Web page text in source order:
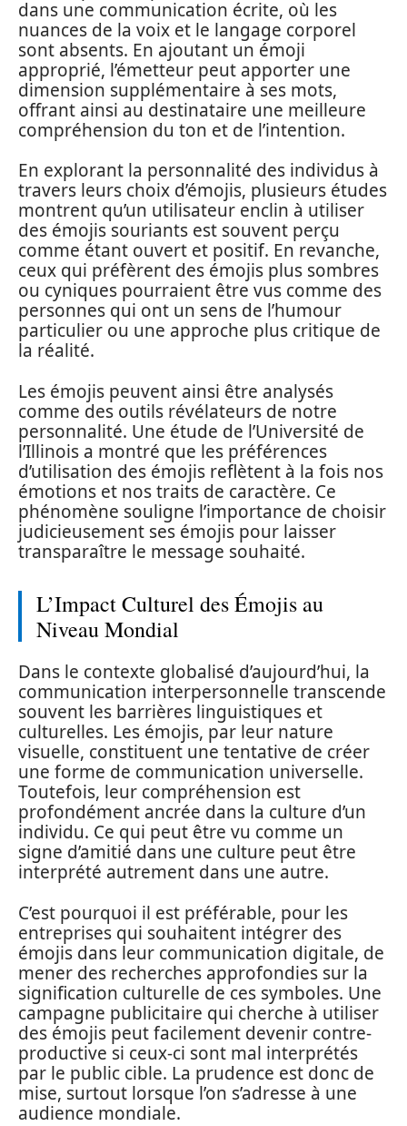
dans une communication écrite, où les
nuances de la voix et le langage corporel
sont absents. En ajoutant un émoji
approprié, l’émetteur peut apporter une
dimension supplémentaire à ses mots,
offrant ainsi au destinataire une meilleure
compréhension du ton et de l’intention.
En explorant la personnalité des individus à
travers leurs choix d’émojis, plusieurs études
montrent qu’un utilisateur enclin à utiliser
des émojis souriants est souvent perçu
comme étant ouvert et positif. En revanche,
ceux qui préfèrent des émojis plus sombres
ou cyniques pourraient être vus comme des
personnes qui ont un sens de l’humour
particulier ou une approche plus critique de
la réalité.
Les émojis peuvent ainsi être analysés
comme des outils révélateurs de notre
personnalité. Une étude de l’Université de
l’Illinois a montré que les préférences
d’utilisation des émojis reflètent à la fois nos
émotions et nos traits de caractère. Ce
phénomène souligne l’importance de choisir
judicieusement ses émojis pour laisser
transparaître le message souhaité.
L’Impact Culturel des Émojis au
Niveau Mondial
Dans le contexte globalisé d’aujourd’hui, la
communication interpersonnelle transcende
souvent les barrières linguistiques et
culturelles. Les émojis, par leur nature
visuelle, constituent une tentative de créer
une forme de communication universelle.
Toutefois, leur compréhension est
profondément ancrée dans la culture d’un
individu. Ce qui peut être vu comme un
signe d’amitié dans une culture peut être
interprété autrement dans une autre.
C’est pourquoi il est préférable, pour les
entreprises qui souhaitent intégrer des
émojis dans leur communication digitale, de
mener des recherches approfondies sur la
signification culturelle de ces symboles. Une
campagne publicitaire qui cherche à utiliser
des émojis peut facilement devenir contre-
productive si ceux-ci sont mal interprétés
par le public cible. La prudence est donc de
mise, surtout lorsque l’on s’adresse à une
audience mondiale.